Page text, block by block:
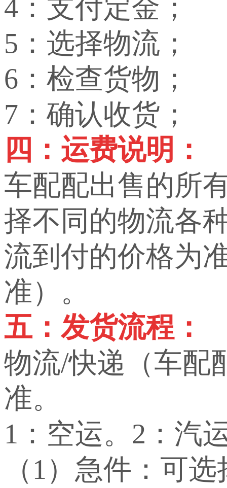
4：支付定金；
5：选择物流；
6：检查货物；
7：确认收货；
四：运费说明：
车配配出售的所
择不同的物流各
流到付的价格为
准）。
五：发货流程：
物流/快递（车配
准。
1：空运。2：汽
（1）急件：可